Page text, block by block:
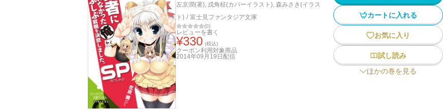
左京潤(著), 戌角柾(カバーイラスト), 森みさき(イラス
ト) / 富士見ファンタジア文庫
(0)
レビューを書く
¥330 (税込)
クーポン利用対象商品
2014年09月19日 配信
カートに入れる
お気に入り
試し読み
ほかの巻を見る